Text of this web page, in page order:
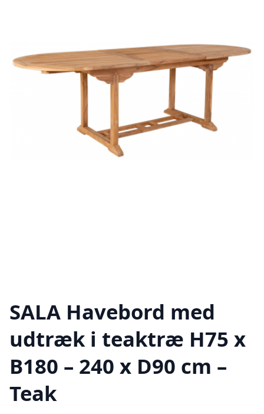
SALA Havebord med
udtræk i teaktræ H75 x
B180 – 240 x D90 cm –
Teak